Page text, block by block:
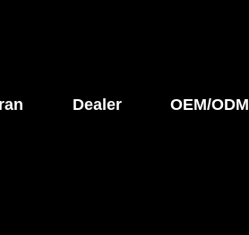
Dealer OEM/ODM